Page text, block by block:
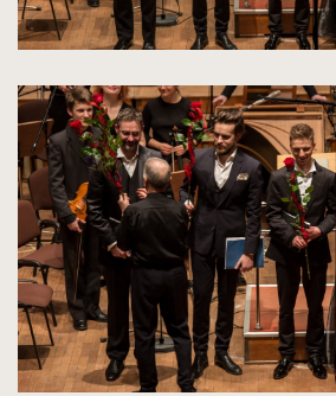
spowoduje
powiększenie
zdjęcia
do
rozmiarów
oryginalnych